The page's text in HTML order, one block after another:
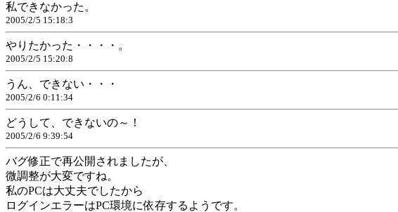
私できなかった。
2005/2/5 15:18:3
やりたかった・・・・。
2005/2/5 15:20:8
うん、できない・・・
2005/2/6 0:11:34
どうして、できないの～！
2005/2/6 9:39:54
バグ修正で再公開されましたが、
微調整が大変ですね。
私のPCは大丈夫でしたから
ログインエラーはPC環境に依存するようです。